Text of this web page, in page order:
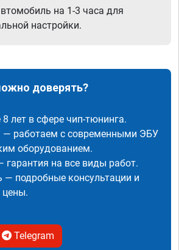
на 1-3 часа для
настройки.
доверять?
лет в сфере чип-тюнинга.
— работаем с современными ЭБУ
оборудованием.
гарантия на все виды работ.
— подробные консультации и
Telegram